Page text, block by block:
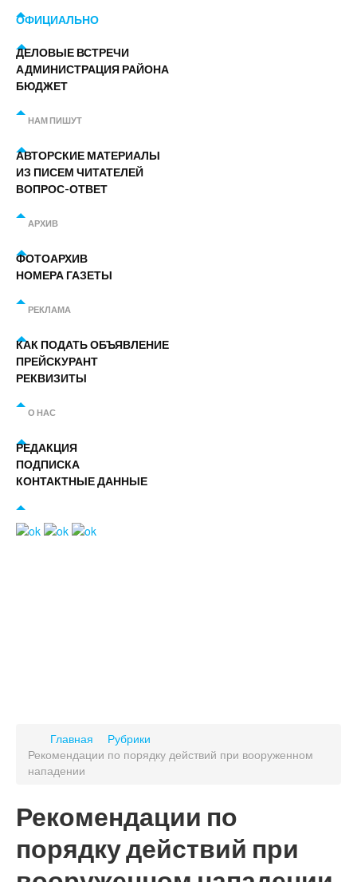
ОФИЦИАЛЬНО
ДЕЛОВЫЕ ВСТРЕЧИ
АДМИНИСТРАЦИЯ РАЙОНА
БЮДЖЕТ
НАМ ПИШУТ
АВТОРСКИЕ МАТЕРИАЛЫ
ИЗ ПИСЕМ ЧИТАТЕЛЕЙ
ВОПРОС-ОТВЕТ
АРХИВ
ФОТОАРХИВ
НОМЕРА ГАЗЕТЫ
РЕКЛАМА
КАК ПОДАТЬ ОБЪЯВЛЕНИЕ
ПРЕЙСКУРАНТ
РЕКВИЗИТЫ
О НАС
РЕДАКЦИЯ
ПОДПИСКА
КОНТАКТНЫЕ ДАННЫЕ
Главная
Рубрики
Рекомендации по порядку действий при вооруженном
нападении
Рекомендации по
порядку действий при